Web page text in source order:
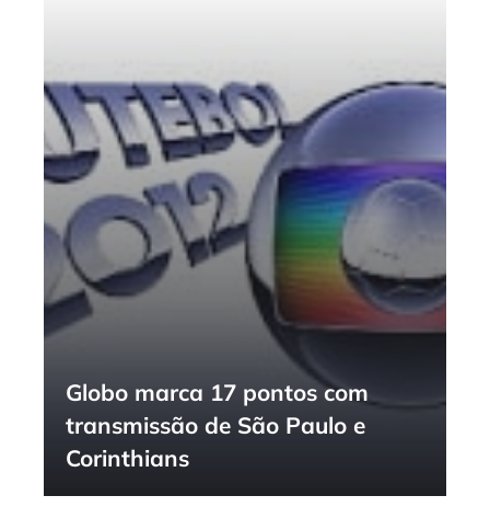
Globo marca 17 pontos com
transmissão de São Paulo e
Corinthians